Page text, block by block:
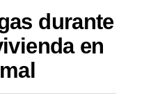
durante
en